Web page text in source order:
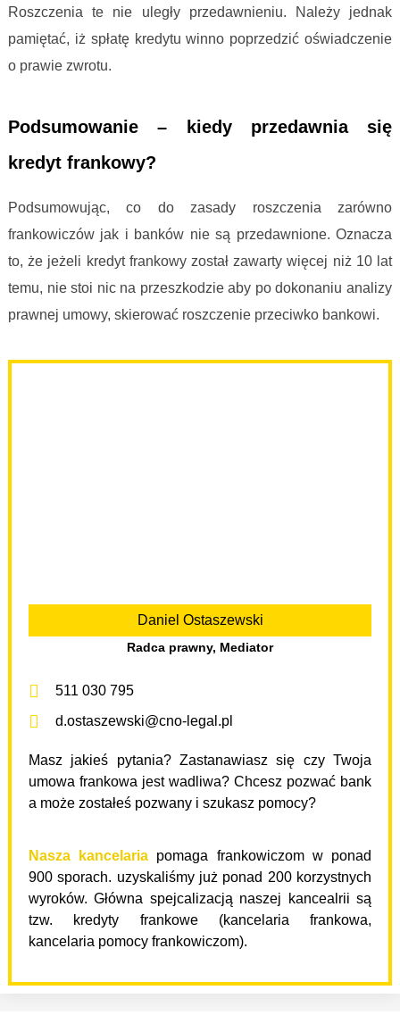
Roszczenia te nie uległy przedawnieniu. Należy jednak
pamiętać, iż spłatę kredytu winno poprzedzić oświadczenie
o prawie zwrotu.
Podsumowanie – kiedy przedawnia się
kredyt frankowy?
Podsumowując, co do zasady roszczenia zarówno
frankowiczów jak i banków nie są przedawnione. Oznacza
to, że jeżeli kredyt frankowy został zawarty więcej niż 10 lat
temu, nie stoi nic na przeszkodzie aby po dokonaniu analizy
prawnej umowy, skierować roszczenie przeciwko bankowi.
Daniel Ostaszewski
Radca prawny, Mediator
511 030 795
d.ostaszewski@cno-legal.pl
Masz jakieś pytania? Zastanawiasz się czy Twoja
umowa frankowa jest wadliwa? Chcesz pozwać bank
a może zostałeś pozwany i szukasz pomocy?
Nasza kancelariapomaga frankowiczom w ponad
900 sporach. uzyskaliśmy już ponad 200 korzystnych
wyroków. Główna spejcalizacją naszej kancealrii są
tzw. kredyty frankowe (kancelaria frankowa,
kancelaria pomocy frankowiczom).